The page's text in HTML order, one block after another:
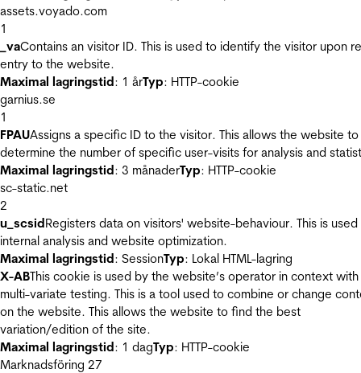
assets.voyado.com
1
_vaContains an visitor ID. This is used to identify the visitor upon
entry to the website.
Maximal lagringstid: 1 årTyp: HTTP-cookie
garnius.se
1
FPAUAssigns a specific ID to the visitor. This allows the website to
determine the number of specific user-visits for analysis and
Maximal lagringstid: 3 månaderTyp: HTTP-cookie
sc-static.net
2
u_scsidRegisters data on visitors' website-behaviour. This is
internal analysis and website optimization.
Maximal lagringstid: SessionTyp: Lokal HTML-lagring
X-ABThis cookie is used by the website’s operator in context with
multi-variate testing. This is a tool used to combine or change
on the website. This allows the website to find the best
variation/edition of the site.
Maximal lagringstid: 1 dagTyp: HTTP-cookie
Marknadsföring 27